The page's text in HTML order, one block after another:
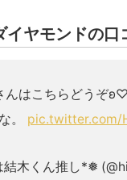
イヤモンドの口
んはこちらどうぞ
。 pic.twitter.com/
木くん推し*❅